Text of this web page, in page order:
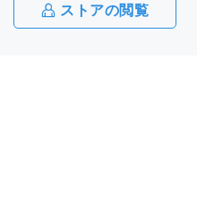
ストアの閲覧